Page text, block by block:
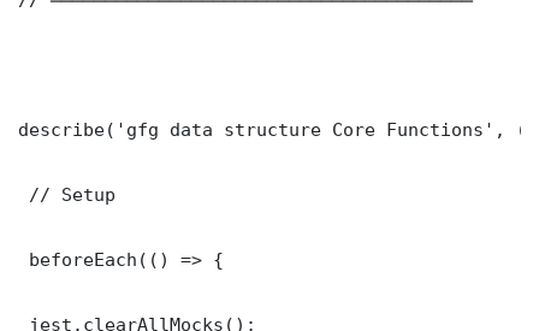
describe('gfg data structure Core Functions',
// Setup
beforeEach(() => {
jest.clearAllMocks();